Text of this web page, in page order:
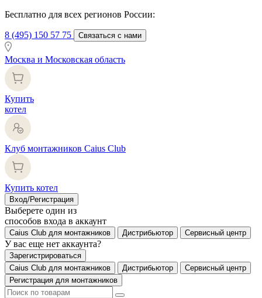
Бесплатно для всех регионов России:
8 (495) 150 57 75 Связаться с нами
Москва и Московская область
Купить
котел
Клуб монтажников Caius Club
Купить котел
Вход/Регистрация
Выберете один из
способов входа в аккаунт
Caius Club для монтажников Дистрибьютор Сервисный центр
У вас еще нет аккаунта?
Зарегистрироваться
Caius Club для монтажников
Дистрибьютор
Сервисный центр
Регистрация для монтажников